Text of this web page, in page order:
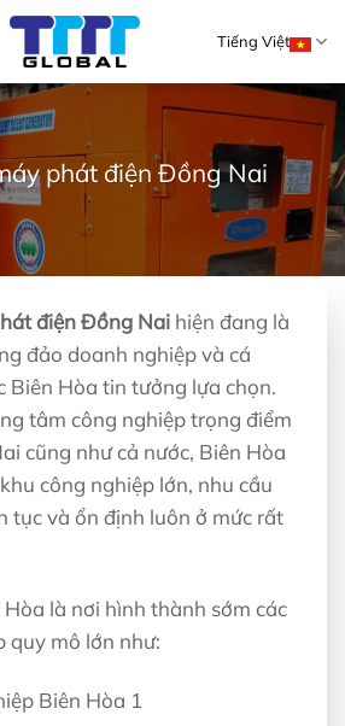
Tiếng Việt
phát điện Đồng Nai
điện Đồng Nai hiện đang là
đảo doanh nghiệp và cá
Biên Hòa tin tưởng lựa chọn.
tâm công nghiệp trọng điểm
cũng như cả nước, Biên Hòa
công nghiệp lớn, nhu cầu
tục và ổn định luôn ở mức rất
là nơi hình thành sớm các
quy mô lớn như:
Biên Hòa 1